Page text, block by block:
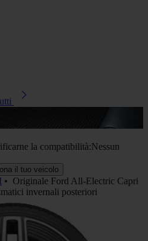
la compatibilità:Nessun
il tuo veicolo
• Originale Ford All-Electric Capri
invernali posteriori